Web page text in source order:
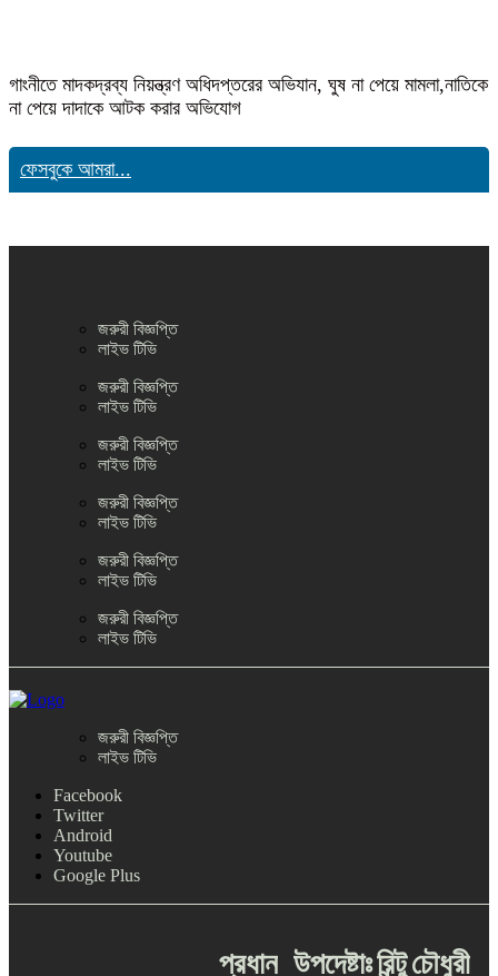
গাংনীতে মাদকদ্রব্য নিয়ন্ত্রণ অধিদপ্তরের অভিযান, ঘুষ না পেয়ে মামলা,নাতিকে
না পেয়ে দাদাকে আটক করার অভিযোগ
ফেসবুকে আমরা...
জরুরী বিজ্ঞপ্তি
লাইভ টিভি
জরুরী বিজ্ঞপ্তি
লাইভ টিভি
জরুরী বিজ্ঞপ্তি
লাইভ টিভি
জরুরী বিজ্ঞপ্তি
লাইভ টিভি
জরুরী বিজ্ঞপ্তি
লাইভ টিভি
জরুরী বিজ্ঞপ্তি
লাইভ টিভি
জরুরী বিজ্ঞপ্তি
লাইভ টিভি
Facebook
Twitter
Android
Youtube
Google Plus
প্রধান উপদেষ্টাঃরিন্টুচৌধুরী